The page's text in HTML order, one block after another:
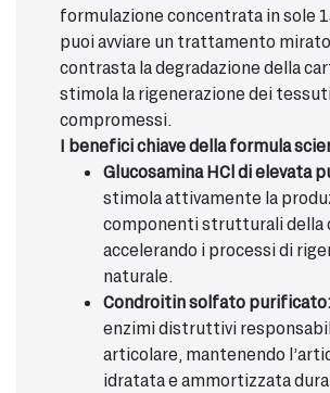
formulazione concentrata in sole
puoi avviare un trattamento
contrasta la degradazione della
stimola la rigenerazione dei
compromessi.
I benefici chiave della formula
Glucosamina HCl di elevata
stimola attivamente la
componenti strutturali della
accelerando i processi di
naturale.
Condroitin solfato purificato:
enzimi distruttivi
articolare, mantenendo
idratata e ammortizzata